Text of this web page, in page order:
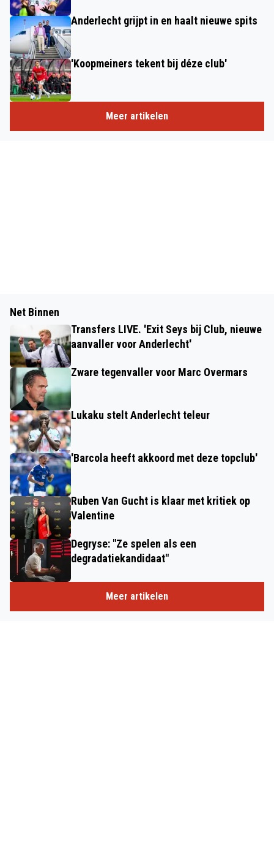
Anderlecht grijpt in en haalt nieuwe spits
'Koopmeiners tekent bij déze club'
Meer artikelen
Net Binnen
Transfers LIVE. 'Exit Seys bij Club, nieuwe
aanvaller voor Anderlecht'
Zware tegenvaller voor Marc Overmars
Lukaku stelt Anderlecht teleur
'Barcola heeft akkoord met deze topclub'
Ruben Van Gucht is klaar met kritiek op
Valentine
Degryse: "Ze spelen als een
degradatiekandidaat"
Meer artikelen